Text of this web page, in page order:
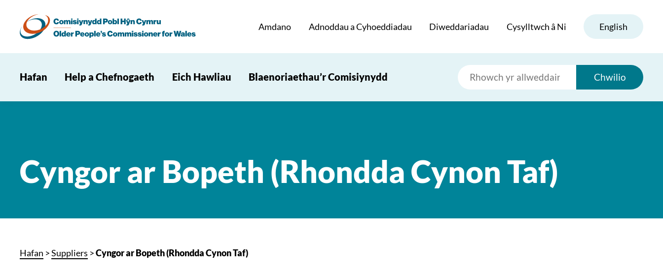
Amdano Adnoddau a Cyhoeddiadau Diweddariadau Cysylltwch â Ni English
Hafan Help a Chefnogaeth Eich Hawliau Blaenoriaethau’r Comisiynydd Chwilio
Cyngor ar Bopeth (Rhondda Cynon Taf)
Hafan >Suppliers >Cyngor ar Bopeth (Rhondda Cynon Taf)